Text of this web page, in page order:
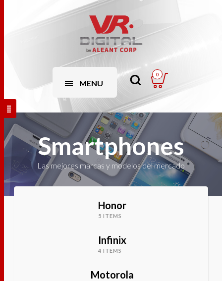
MENU
0
Smartphones
Las mejores marcas y modelos del mercado
Honor
5 ITEMS
Infinix
4 ITEMS
Motorola